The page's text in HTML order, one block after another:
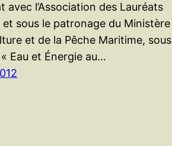
avec l’Association des Lauréats
et sous le patronage du Ministère
et de la Pêche Maritime, sous
Eau et Énergie au…